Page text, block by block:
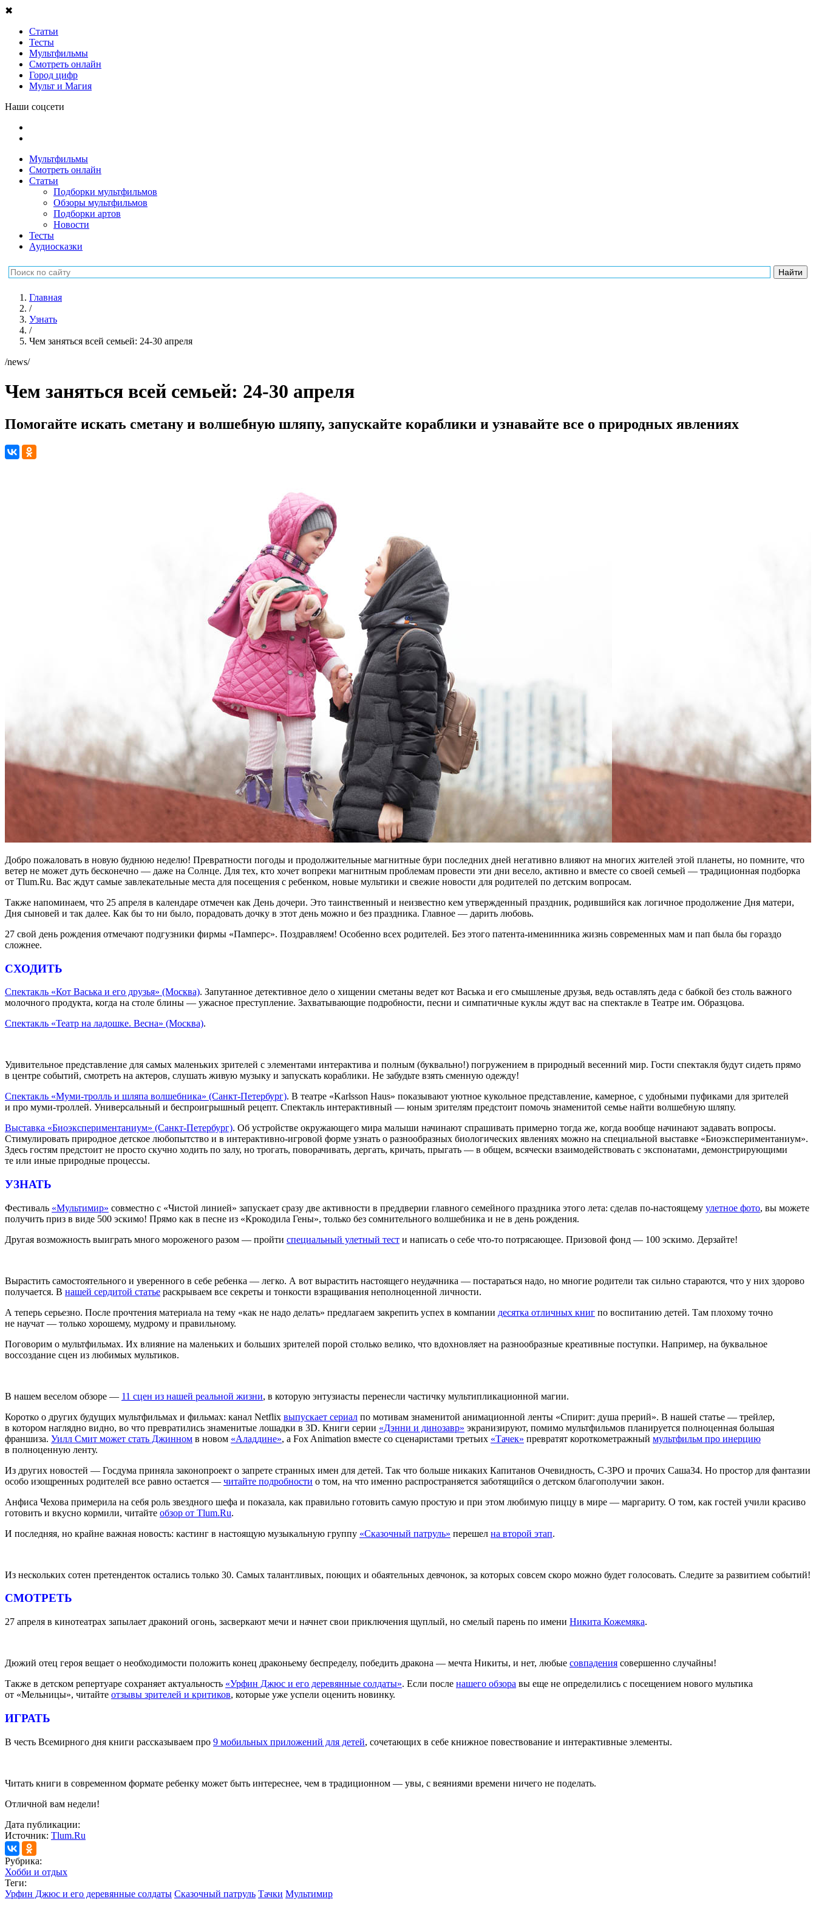
✖
Статьи
Тесты
Мультфильмы
Смотреть онлайн
Город цифр
Мульт и Магия
Наши соцсети
Мультфильмы
Смотреть онлайн
Статьи
Подборки мультфильмов
Обзоры мультфильмов
Подборки артов
Новости
Тесты
Аудиосказки
Главная
/
Узнать
/
Чем заняться всей семьей: 24-30 апреля
/news/
Чем заняться всей семьей: 24-30 апреля
Помогайте искать сметану и волшебную шляпу, запускайте кораблики и узнавайте все о природных явлениях
Добро пожаловать в новую буднюю неделю! Превратности погоды и продолжительные магнитные бури последних дней негативно влияют на многих жителей этой планеты, но помните, что
ветер не может дуть бесконечно — даже на Солнце. Для тех, кто хочет вопреки магнитным проблемам провести эти дни весело, активно и вместе со своей семьей — традиционная подборка
от Tlum.Ru. Вас ждут самые завлекательные места для посещения с ребенком, новые мультики и свежие новости для родителей по детским вопросам.
Также напоминаем, что 25 апреля в календаре отмечен как День дочери. Это таинственный и неизвестно кем утвержденный праздник, родившийся как логичное продолжение Дня матери,
Дня сыновей и так далее. Как бы то ни было, порадовать дочку в этот день можно и без праздника. Главное — дарить любовь.
27 свой день рождения отмечают подгузники фирмы «Памперс». Поздравляем! Особенно всех родителей. Без этого патента-именинника жизнь современных мам и пап была бы гораздо
сложнее.
СХОДИТЬ
Спектакль «Кот Васька и его друзья» (Москва). Запутанное детективное дело о хищении сметаны ведет кот Васька и его смышленые друзья, ведь оставлять деда с бабкой без столь важного
молочного продукта, когда на столе блины — ужасное преступление. Захватывающие подробности, песни и симпатичные куклы ждут вас на спектакле в Театре им. Образцова.
Спектакль «Театр на ладошке. Весна» (Москва).
Удивительное представление для самых маленьких зрителей с элементами интерактива и полным (буквально!) погружением в природный весенний мир. Гости спектакля будут сидеть прямо
в центре событий, смотреть на актеров, слушать живую музыку и запускать кораблики. Не забудьте взять сменную одежду!
Спектакль «Муми-тролль и шляпа волшебника» (Санкт-Петербург). В театре «Karlsson Haus» показывают уютное кукольное представление, камерное, с удобными пуфиками для зрителей
и про муми-троллей. Универсальный и беспроигрышный рецепт. Спектакль интерактивный — юным зрителям предстоит помочь знаменитой семье найти волшебную шляпу.
Выставка «Биоэкспериментаниум» (Санкт-Петербург). Об устройстве окружающего мира малыши начинают спрашивать примерно тогда же, когда вообще начинают задавать вопросы.
Стимулировать природное детское любопытство и в интерактивно-игровой форме узнать о разнообразных биологических явлениях можно на специальной выставке «Биоэкспериментаниум».
Здесь гостям предстоит не просто скучно ходить по залу, но трогать, поворачивать, дергать, кричать, прыгать — в общем, всячески взаимодействовать с экспонатами, демонстрирующими
те или иные природные процессы.
УЗНАТЬ
Фестиваль «Мультимир» совместно с «Чистой линией» запускает сразу две активности в преддверии главного семейного праздника этого лета: сделав по-настоящему улетное фото, вы можете
получить приз в виде 500 эскимо! Прямо как в песне из «Крокодила Гены», только без сомнительного волшебника и не в день рождения.
Другая возможность выиграть много мороженого разом — пройти специальный улетный тест и написать о себе что-то потрясающее. Призовой фонд — 100 эскимо. Дерзайте!
Вырастить самостоятельного и уверенного в себе ребенка — легко. А вот вырастить настоящего неудачника — постараться надо, но многие родители так сильно стараются, что у них здорово
получается. В нашей сердитой статье раскрываем все секреты и тонкости взращивания неполноценной личности.
А теперь серьезно. После прочтения материала на тему «как не надо делать» предлагаем закрепить успех в компании десятка отличных книг по воспитанию детей. Там плохому точно
не научат — только хорошему, мудрому и правильному.
Поговорим о мультфильмах. Их влияние на маленьких и больших зрителей порой столько велико, что вдохновляет на разнообразные креативные поступки. Например, на буквальное
воссоздание сцен из любимых мультиков.
В нашем веселом обзоре — 11 сцен из нашей реальной жизни, в которую энтузиасты перенесли частичку мультипликационной магии.
Коротко о других будущих мультфильмах и фильмах: канал Netflix выпускает сериал по мотивам знаменитой анимационной ленты «Спирит: душа прерий». В нашей статье — трейлер,
в котором наглядно видно, во что превратились знаменитые лошадки в 3D. Книги серии «Дэнни и динозавр» экранизируют, помимо мультфильмов планируется полноценная большая
франшиза. Уилл Смит может стать Джинном в новом «Аладдине», а Fox Animation вместе со сценаристами третьих «Тачек» превратят короткометражный мультфильм про инерцию
в полноценную ленту.
Из других новостей — Госдума приняла законопроект о запрете странных имен для детей. Так что больше никаких Капитанов Очевидность, C-3PO и прочих Саша34. Но простор для фантазии
особо изощренных родителей все равно остается — читайте подробности о том, на что именно распространяется заботящийся о детском благополучии закон.
Анфиса Чехова примерила на себя роль звездного шефа и показала, как правильно готовить самую простую и при этом любимую пиццу в мире — маргариту. О том, как гостей учили красиво
готовить и вкусно кормили, читайте обзор от Tlum.Ru.
И последняя, но крайне важная новость: кастинг в настоящую музыкальную группу «Сказочный патруль» перешел на второй этап.
Из нескольких сотен претенденток остались только 30. Самых талантливых, поющих и обаятельных девчонок, за которых совсем скоро можно будет голосовать. Следите за развитием событий!
СМОТРЕТЬ
27 апреля в кинотеатрах запылает драконий огонь, засверкают мечи и начнет свои приключения щуплый, но смелый парень по имени Никита Кожемяка.
Дюжий отец героя вещает о необходимости положить конец драконьему беспределу, победить дракона — мечта Никиты, и нет, любые совпадения совершенно случайны!
Также в детском репертуаре сохраняет актуальность «Урфин Джюс и его деревянные солдаты». Если после нашего обзора вы еще не определились с посещением нового мультика
от «Мельницы», читайте отзывы зрителей и критиков, которые уже успели оценить новинку.
ИГРАТЬ
В честь Всемирного дня книги рассказываем про 9 мобильных приложений для детей, сочетающих в себе книжное повествование и интерактивные элементы.
Читать книги в современном формате ребенку может быть интереснее, чем в традиционном — увы, с веяниями времени ничего не поделать.
Отличной вам недели!
Дата публикации:
Источник: Tlum.Ru
Рубрика:
Хобби и отдых
Теги:
Урфин Джюс и его деревянные солдаты Сказочный патруль Тачки Мультимир